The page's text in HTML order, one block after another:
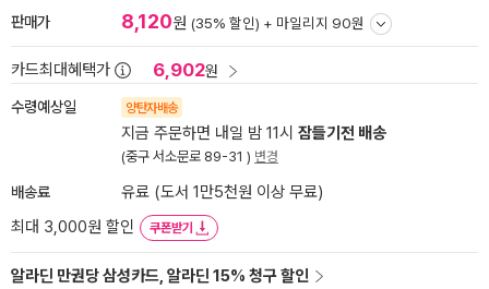
판매가 8,120원 (35% 할인) + 마일리지 90원
카드최대혜택가 6,902원
수령예상일 양탄자배송
지금 주문하면 내일 밤 11시 잠들기전 배송
(중구 서소문로 89-31 ) 변경
배송료
유료 (도서 1만5천원 이상 무료)
최대 3,000원 할인
쿠폰받기
알라딘 만권당 삼성카드, 알라딘 15% 청구 할인